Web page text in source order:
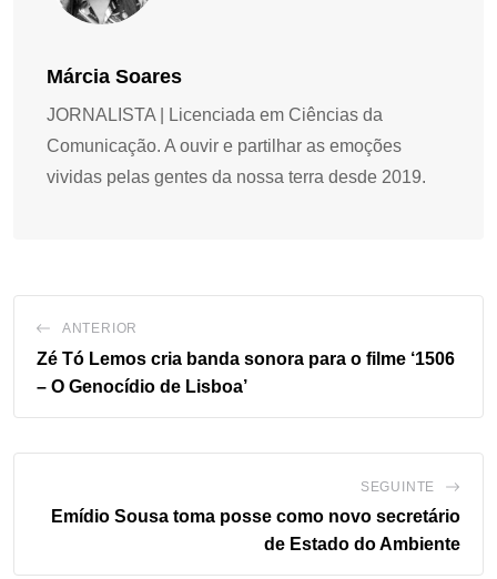
Márcia Soares
JORNALISTA | Licenciada em Ciências da
Comunicação. A ouvir e partilhar as emoções
vividas pelas gentes da nossa terra desde 2019.
ANTERIOR
Zé Tó Lemos cria banda sonora para o filme ‘1506
– O Genocídio de Lisboa’
SEGUINTE
Emídio Sousa toma posse como novo secretário
de Estado do Ambiente